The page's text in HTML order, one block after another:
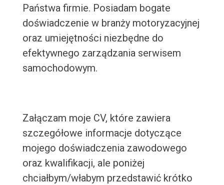
Państwa firmie. Posiadam bogate
doświadczenie w branży motoryzacyjnej
oraz umiejętności niezbędne do
efektywnego zarządzania serwisem
samochodowym.
Załączam moje CV, które zawiera
szczegółowe informacje dotyczące
mojego doświadczenia zawodowego
oraz kwalifikacji, ale poniżej
chciałbym/włabym przedstawić krótko